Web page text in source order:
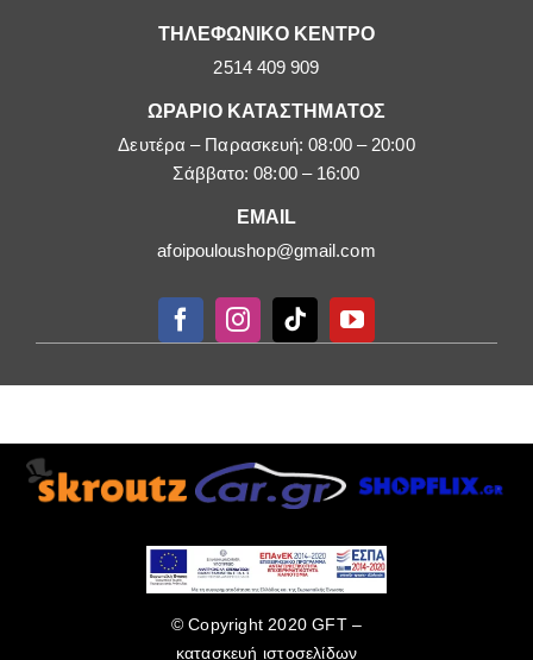
ΤΗΛΕΦΩΝΙΚΟ ΚΕΝΤΡΟ
2514 409 909
ΩΡΑΡΙΟ ΚΑΤΑΣΤΗΜΑΤΟΣ
Δευτέρα – Παρασκευή: 08:00 – 20:00
Σάββατο: 08:00 – 16:00
EMAIL
afoipouloushop@gmail.com
© Copyright 2020 GFT –
κατασκευή ιστοσελίδων